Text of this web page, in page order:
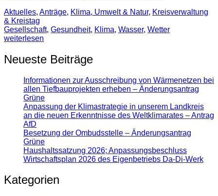
Aktuelles, Anträge, Klima, Umwelt & Natur, Kreisverwaltung
& Kreistag
Gesellschaft, Gesundheit, Klima, Wasser, Wetter
weiterlesen
Neueste Beiträge
Informationen zur Ausschreibung von Wärmenetzen bei
allen Tiefbauprojekten erheben – Änderungsantrag
Grüne
Anpassung der Klimastrategie in unserem Landkreis
an die neuen Erkenntnisse des Weltklimarates – Antrag
AfD
Besetzung der Ombudsstelle – Änderungsantrag
Grüne
Haushaltssatzung 2026; Anpassungsbeschluss
Wirtschaftsplan 2026 des Eigenbetriebs Da-Di-Werk
Kategorien